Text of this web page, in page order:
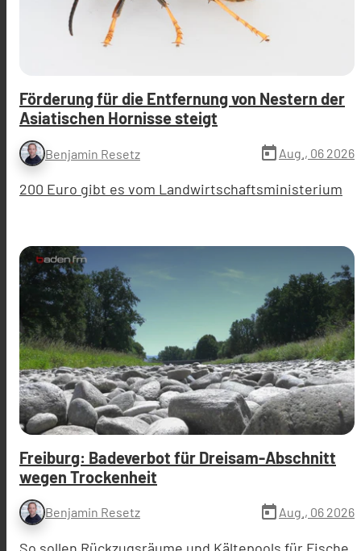
Förderung für die Entfernung von Nestern der
Asiatischen Hornisse steigt
Benjamin Resetz today Aug., 06 2026
200 Euro gibt es vom Landwirtschaftsministerium
Freiburg: Badeverbot für Dreisam-Abschnitt
wegen Trockenheit
Benjamin Resetz today Aug., 06 2026